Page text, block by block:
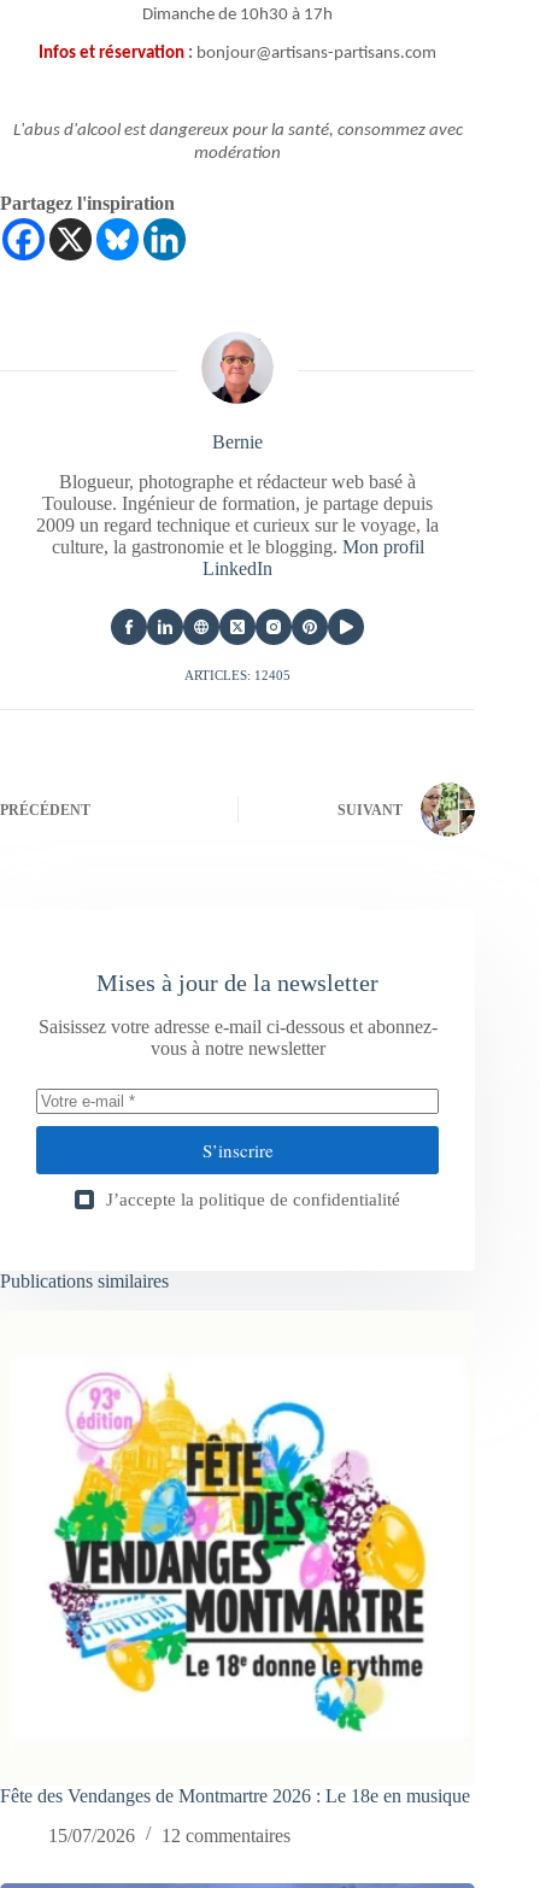
Dimanche de 10h30 à 17h
Infos et réservation : bonjour@artisans-partisans.com
L'abus d'alcool est dangereux pour la santé, consommez avec
modération
Partagez l'inspiration
Bernie
Blogueur, photographe et rédacteur web basé à
Toulouse. Ingénieur de formation, je partage depuis
2009 un regard technique et curieux sur le voyage, la
culture, la gastronomie et le blogging. Mon profil
LinkedIn
ARTICLES: 12405
PRÉCÉDENT SUIVANT
Mises à jour de la newsletter
Saisissez votre adresse e-mail ci-dessous et abonnez-
vous à notre newsletter
S’inscrire
J’accepte la politique de confidentialité
Publications similaires
Fête des Vendanges de Montmartre 2026 : Le 18e en musique
15/07/2026
12 commentaires